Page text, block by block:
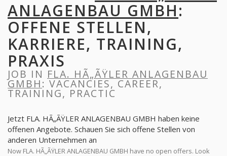
ANLAGENBAU GMBH:
OFFENE STELLEN,
KARRIERE, TRAINING,
PRAXIS
JOB IN FLA. HÃ„ÃŸLER ANLAGENBAU
GMBH: VACANCIES, CAREER,
TRAINING, PRACTIC
Jetzt FLA. HÃ„ÃŸLER ANLAGENBAU GMBH haben keine
offenen Angebote. Schauen Sie sich offene Stellen von
anderen Unternehmen an
Now FLA. HÃ„ÃŸLER ANLAGENBAU GMBH have no open offers. Look